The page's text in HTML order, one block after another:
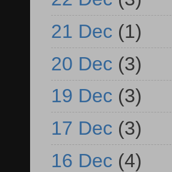
21 Dec (1)
20 Dec (3)
19 Dec (3)
17 Dec (3)
16 Dec (4)